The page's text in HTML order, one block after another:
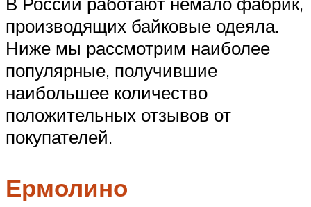
производящих байковые одеяла.
Ниже мы рассмотрим наиболее
популярные, получившие
наибольшее количество
положительных отзывов от
покупателей.
Ермолино